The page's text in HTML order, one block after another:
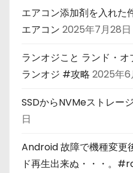
エアコン添加剤を入れ
エアコン 2025年7月28日
ランオジこと ランド・
ランオジ #攻略 2025年6
SSDからNVMeストレー
日
Android 故障で機種変更
ド再生出来ぬ・・・。